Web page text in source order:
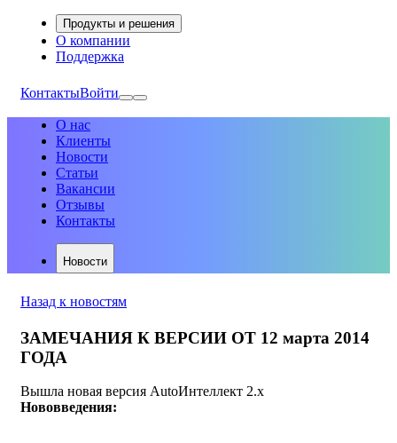
Продукты и решения
О компании
Поддержка
КонтактыВойти
О нас
Клиенты
Новости
Статьи
Вакансии
Отзывы
Контакты
Новости
Назад к новостям
ЗАМЕЧАНИЯ К ВЕРСИИ ОТ 12 марта 2014
ГОДА
Вышла новая версия AutoИнтеллект 2.х
Нововведения: